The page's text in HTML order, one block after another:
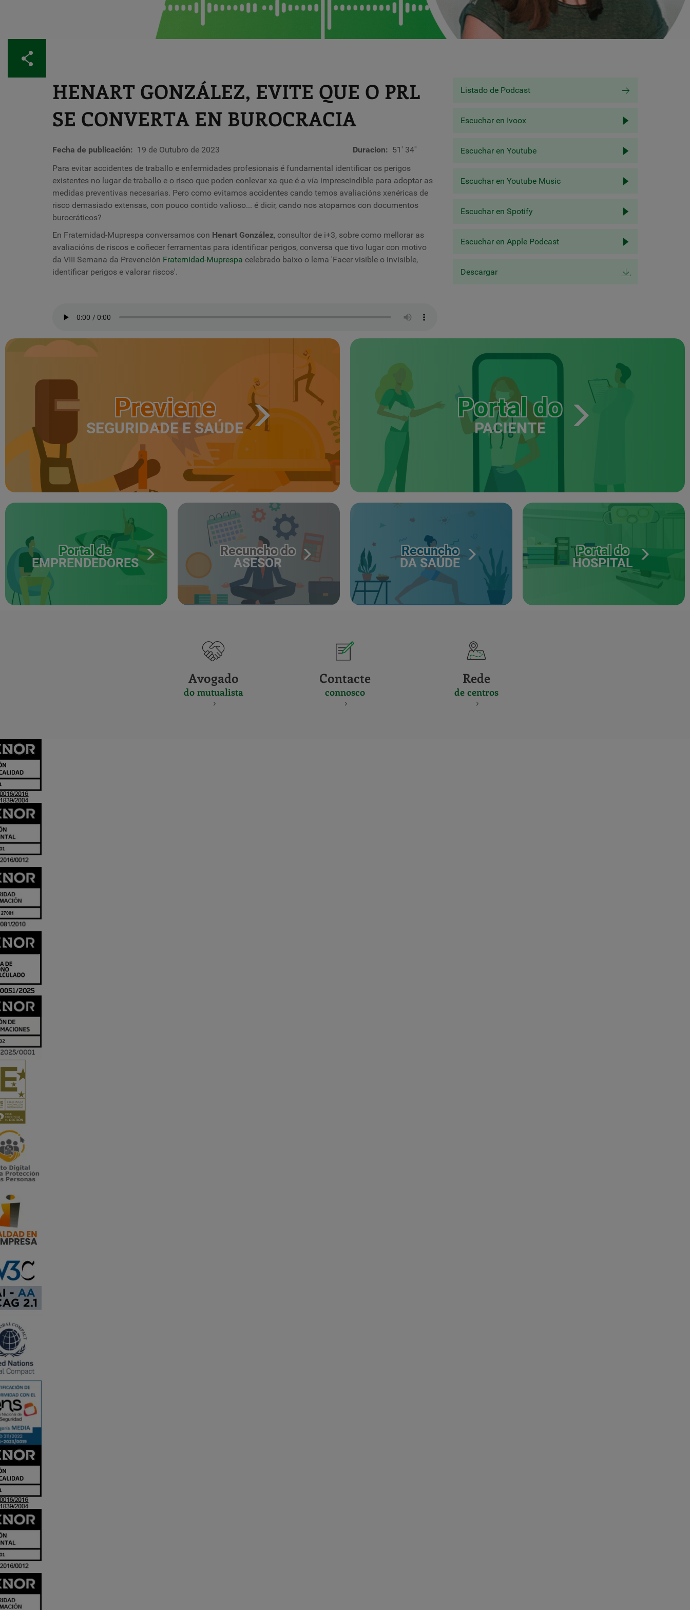
HENART GONZÁLEZ, EVITE QUE O PRL
SE CONVERTA EN BUROCRACIA
Fecha de publicación 19 de Outubro de 2023 Duracion
51' 34''
Para evitar accidentes de traballo e enfermidades profesionais é fundamental identificar os perigos
existentes no lugar de traballo e o risco que poden conlevar xa que é a vía imprescindible para adoptar as
medidas preventivas necesarias. Pero como evitamos accidentes cando temos avaliacións xenéricas de
risco demasiado extensas, con pouco contido valioso... é dicir, cando nos atopamos con documentos
burocráticos?
En Fraternidad-Muprespa conversamos con Henart González, consultor de i+3, sobre como mellorar as
avaliacións de riscos e coñecer ferramentas para identificar perigos, conversa que tivo lugar con motivo
da VIII Semana da Prevención Fraternidad-Muprespa celebrado baixo o lema 'Facer visible o invisible,
identificar perigos e valorar riscos'.
Listado de Podcast
Escuchar en Ivoox
Escuchar en Youtube
Escuchar en Youtube Music
Escuchar en Spotify
Escuchar en Apple Podcast
Descargar
Previene
SEGURIDADE E SAÚDE
Portal do
PACIENTE
Portal de
EMPRENDEDORES
Recuncho do
ASESOR
Recuncho
DA SAÚDE
Portal do
HOSPITAL
Avogado
do mutualista
Contacte
connosco
Rede
de centros